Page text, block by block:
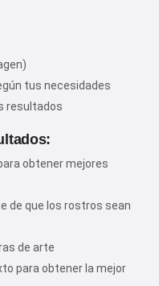
tus necesidades
resultados
obtener mejores
de que los rostros sean
de arte
para obtener la mejor